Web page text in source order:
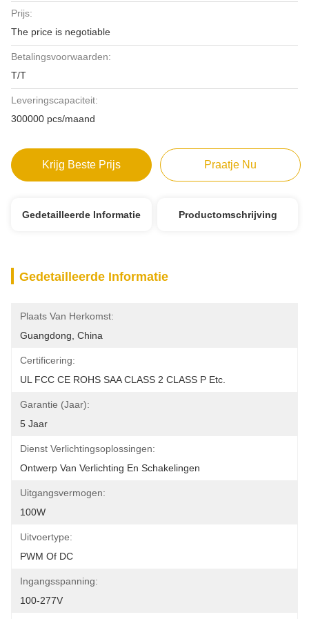
Prijs:
The price is negotiable
Betalingsvoorwaarden:
T/T
Leveringscapaciteit:
300000 pcs/maand
Krijg Beste Prijs Praatje Nu
Gedetailleerde Informatie Productomschrijving
Gedetailleerde Informatie
Plaats Van Herkomst:
Guangdong, China
Certificering:
UL FCC CE ROHS SAA CLASS 2 CLASS P Etc.
Garantie (jaar):
5 Jaar
Dienst Verlichtingsoplossingen:
Ontwerp Van Verlichting En Schakelingen
Uitgangsvermogen:
100W
Uitvoertype:
PWM Of DC
Ingangsspanning:
100-277V